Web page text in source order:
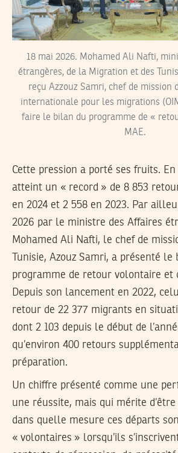
18 mai 2026. Mohamed Ali Nafti,
étrangères, de la Migration et des
reçu Azzouz Samri, chef de mission
internationale pour les migrations
faire le bilan du programme de «
MAE.
Cette pression a porté ses fruits. En
atteint un « record » de 8 853
en 2024 et 2 558 en 2023. Par
2026 par le ministre des Affaires
Mohamed Ali Nafti, le chef de
Tunisie, Azouz Samri, a présenté le
programme de retour volontaire et
Depuis son lancement en 2022,
retour de 22 377 migrants en
dont 2 103 depuis le début de
qu’environ 400 retours
préparation.
Un chiffre présenté comme une
une réussite, mais qui mérite
dans quelle mesure ces départs
« volontaires » lorsqu’ils